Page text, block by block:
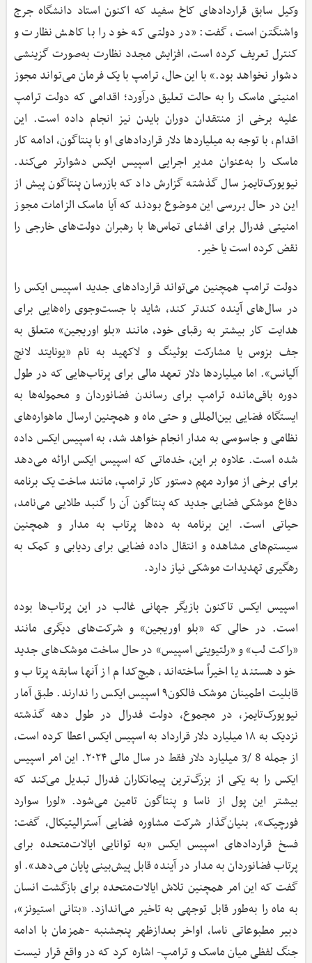
وکیل سابق قراردادهای کاخ سفید که اکنون استاد دانشگاه جرج
واشنگتن است، گفت: «در دولتی که خود را با کاهش نظارت و
کنترل تعریف کرده است، افزایش مجدد نظارت به‌صورت گزینشی
دشوار نخواهد بود.» با این ‌حال، ترامپ با یک فرمان می‌تواند مجوز
امنیتی ماسک را به حالت تعلیق درآورد؛ اقدامی که دولت ترامپ
علیه برخی از منتقدان دوران بایدن نیز انجام داده است. این
اقدام، با توجه به میلیاردها دلار قراردادهای او با پنتاگون، ادامه کار
ماسک را به‌عنوان مدیر اجرایی اسپیس ایکس دشوارتر می‌کند.
نیویورک‌تایمز سال گذشته گزارش داد که بازرسان پنتاگون پیش‌ از
این در حال بررسی این موضوع بودند که آیا ماسک الزامات مجوز
امنیتی فدرال برای افشای تماس‌ها با رهبران دولت‌های خارجی را
نقض کرده است یا خیر.
دولت ترامپ همچنین می‌تواند قراردادهای جدید اسپیس ایکس را
در سال‌های آینده کندتر کند، شاید با جست‌وجوی راه‌هایی برای
هدایت کار بیشتر به رقبای خود، مانند «بلو اوریجین» متعلق به
جف بزوس یا مشارکت بوئینگ و لاکهید به نام «یونایتد لانچ
آلیانس». اما میلیاردها دلار تعهد مالی برای پرتاب‌هایی که در طول
دوره باقی‌مانده ترامپ برای رساندن فضانوردان و محموله‌ها به
ایستگاه فضایی بین‌المللی و حتی ماه و همچنین ارسال ماهواره‌های
نظامی و جاسوسی به مدار انجام خواهد شد، به اسپیس ایکس داده
شده است. علاوه بر این، خدماتی که اسپیس ایکس ارائه می‌دهد
برای برخی از موارد مهم دستور کار ترامپ، مانند ساخت یک برنامه
دفاع موشکی فضایی جدید که پنتاگون آن را گنبد طلایی می‌نامد،
حیاتی است. این برنامه به ده‌ها پرتاب به مدار و همچنین
سیستم‌های مشاهده و انتقال داده فضایی برای ردیابی و کمک به
رهگیری تهدیدات موشکی نیاز دارد.
اسپیس ایکس تاکنون بازیگر جهانی غالب در این پرتاب‌ها بوده
است. در حالی‌ که «بلو اوریجین» و شرکت‌های دیگری مانند
«راکت لب» و «رلتیویتی اسپیس» در حال ساخت موشک‌های جدید
خود هستند یا اخیراً ساخته‌اند، هیچ‌کدام از آنها سابقه پرتاب و
قابلیت اطمینان موشک فالکون۹ اسپیس ایکس را ندارند. طبق آمار
نیویورک‌تایمز، در مجموع، دولت فدرال در طول دهه گذشته
نزدیک به ۱۸ میلیارد دلار قرارداد به اسپیس ایکس اعطا کرده است،
از جمله 8 /3 میلیارد دلار فقط در سال مالی ۲۰۲۴. این امر اسپیس
ایکس را به یکی از بزرگ‌ترین پیمانکاران فدرال تبدیل می‌کند که
بیشتر این پول از ناسا و پنتاگون تامین می‌شود. «لورا سوارد
فورچیک»، بنیان‌گذار شرکت مشاوره فضایی آسترالیتیکال، گفت:
فسخ قراردادهای اسپیس ایکس «به توانایی ایالات‌متحده برای
پرتاب فضانوردان به مدار در آینده قابل پیش‌بینی پایان می‌دهد». او
گفت که این امر همچنین تلاش ایالات‌متحده برای بازگشت انسان
به ماه را به‌طور قابل‌ توجهی به تاخیر می‌اندازد. «بتانی استیونز»،
دبیر مطبوعاتی ناسا، اواخر بعدازظهر پنجشنبه -همزمان با ادامه
جنگ لفظی میان ماسک و ترامپ- اشاره کرد که در واقع قرار نیست